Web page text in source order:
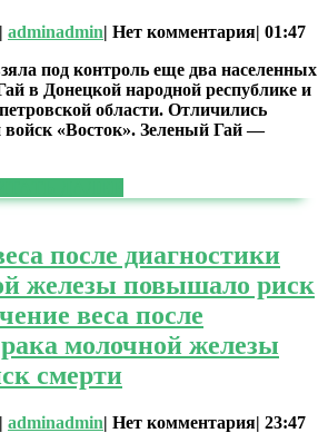
| adminadmin| Нет комментария| 01:47
под контроль еще два населенных
в Донецкой народной республике и
области. Отличились
«Восток». Зеленый Гай —
после диагностики
железы повышало риск
веса после
молочной железы
смерти
| adminadmin| Нет комментария| 23:47